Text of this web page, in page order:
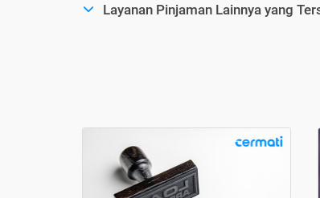
Layanan Pinjaman Lainnya yang